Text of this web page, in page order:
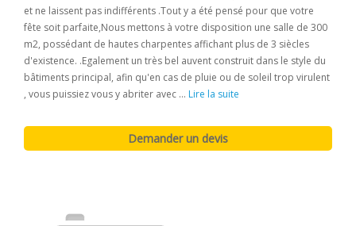
et ne laissent pas indifférents .Tout y a été pensé pour que votre
fête soit parfaite,Nous mettons à votre disposition une salle de 300
m2, possédant de hautes charpentes affichant plus de 3 siècles
d'existence. .Egalement un très bel auvent construit dans le style du
bâtiments principal, afin qu'en cas de pluie ou de soleil trop virulent
, vous puissiez vous y abriter avec ... Lire la suite